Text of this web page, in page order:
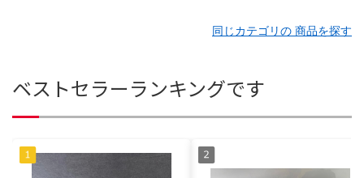
同じカテゴリの 商品を探す
ベストセラーランキングです